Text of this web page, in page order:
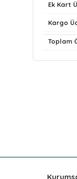
Ek Kart
Kargo
Toplam